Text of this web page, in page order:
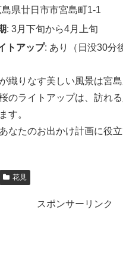
島県廿日市市宮島町1-1
: 3月下旬から4月上旬
トアップ: あり（日没30分
織りなす美しい風景は宮
のライトアップは、訪れ
す。
なたのお出かけ計画に役立
花見
スポンサーリンク